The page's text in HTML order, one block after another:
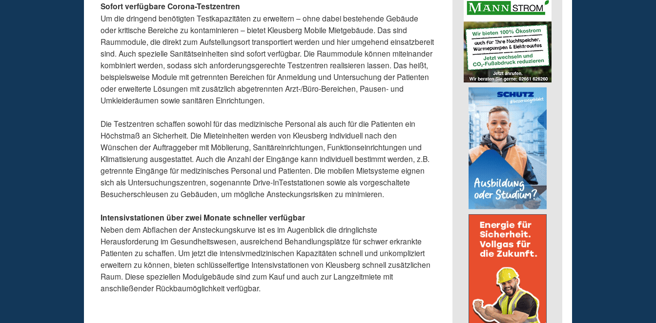
Sofort verfügbare Corona-Testzentren
Um die dringend benötigten Testkapazitäten zu erweitern – ohne dabei bestehende Gebäude
oder kritische Bereiche zu kontaminieren – bietet Kleusberg Mobile Mietgebäude. Das sind
Raummodule, die direkt zum Aufstellungsort transportiert werden und hier umgehend einsatzbereit
sind. Auch spezielle Sanitätseinheiten sind sofort verfügbar. Die Raummodule können miteinander
kombiniert werden, sodass sich anforderungsgerechte Testzentren realisieren lassen. Das heißt,
beispielsweise Module mit getrennten Bereichen für Anmeldung und Untersuchung der Patienten
oder erweiterte Lösungen mit zusätzlich abgetrennten Arzt-/Büro-Bereichen, Pausen- und
Umkleideräumen sowie sanitären Einrichtungen.
Die Testzentren schaffen sowohl für das medizinische Personal als auch für die Patienten ein
Höchstmaß an Sicherheit. Die Mieteinheiten werden von Kleusberg individuell nach den
Wünschen der Auftraggeber mit Möblierung, Sanitäreinrichtungen, Funktionseinrichtungen und
Klimatisierung ausgestattet. Auch die Anzahl der Eingänge kann individuell bestimmt werden, z.B.
getrennte Eingänge für medizinisches Personal und Patienten. Die mobilen Mietsysteme eignen
sich als Untersuchungszentren, sogenannte Drive-InTeststationen sowie als vorgeschaltete
Besucherschleusen zu Gebäuden, um mögliche Ansteckungsrisiken zu minimieren.
Intensivstationen über zwei Monate schneller verfügbar
Neben dem Abflachen der Ansteckungskurve ist es im Augenblick die dringlichste
Herausforderung im Gesundheitswesen, ausreichend Behandlungsplätze für schwer erkrankte
Patienten zu schaffen. Um jetzt die intensivmedizinischen Kapazitäten schnell und unkompliziert
erweitern zu können, bieten schlüsselfertige Intensivstationen von Kleusberg schnell zusätzlichen
Raum. Diese speziellen Modulgebäude sind zum Kauf und auch zur Langzeitmiete mit
anschließender Rückbaumöglichkeit verfügbar.